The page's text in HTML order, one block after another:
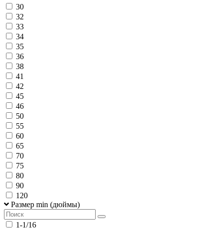
30
32
33
34
35
36
38
41
42
45
46
50
55
60
65
70
75
80
90
120
Размер min (дюймы)
1-1/16